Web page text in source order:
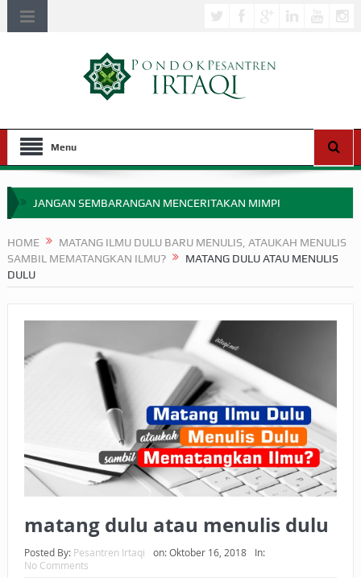
Menu
JANGAN SEMBARANGAN MENCERITAKAN MIMPI
MIMPI YANG DIABAIKAN MENJELANG PERANG BADAR
HAKIKAT NIKMAT DI DUNIA!
BAGAIMANA CARA MEMBAYAR ZAKAT UANG?
UANG HARAM BISA MENJADI HALAL JIKA SEBAB
KEPEMILIKANNYA BERUBAH
ISTIDLAL BATIL VS ISTIDLAL SYAR’I
HUKUM MEMBAYAR ZAKAT DENGAN CARA MENGANGSUR
HUKUM MEMBAYAR ZAKAT KEPADA KERABAT SENDIRI
HOME
MATANG ILMU DULU BARU MENULIS, ATAUKAH MENULIS
SAMBIL MEMATANGKAN ILMU?
MATANG DULU ATAU MENULIS
DULU
matang dulu atau menulis dulu
Posted By: Pesantren Irtaqi on:Oktober 16, 2018
In:
No Comments